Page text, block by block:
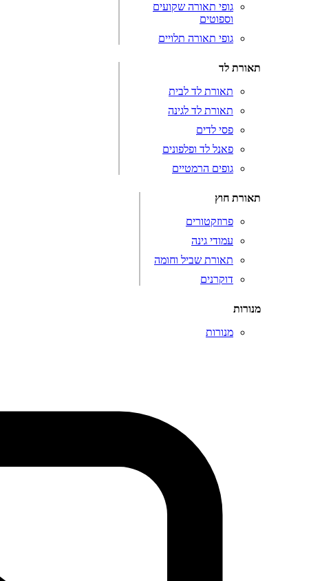
גופי תאורה שקועים
וספוטים
גופי תאורה תלויים
תאורת לד
תאורת לד לבית
תאורת לד לגינה
פסי לדים
פאנל לד ופלפונים
גופים הרמטיים
תאורת חוץ
פרוזקטורים
עמודי גינה
תאורת שביל וחומה
דוקרנים
מנורות
מנורות